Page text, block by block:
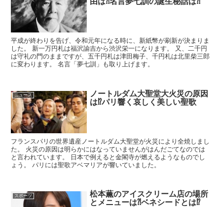
平成が終わりを告げ、令和元年になる時に、新紙幣が刷新が決まりま
した。 新一万円札は福沢諭吉から渋沢栄一になります。 又、二千円
は守礼の門のままですが、五千円札は津田梅子、千円札は北里柴三郎
に変わります。 名言「夢七訓」も取り上げます。
ニュース
ノートルダム大聖堂大火災の原因
は⁉︎パリ響く哀しく美しい聖歌
フランスパリの世界遺産ノートルダム大聖堂が火災により全焼しまし
た。 火災の原因は明らかにはなっていませんがはんだごてなのでは
と言われています。 日本で例えると金閣寺が燃えるようなものでし
ょう。 パリには聖歌アベマリアが響いていました。
スポーツ
松本薫のアイスクリーム店の場所
とメニューは⁈ベネシードとは⁉︎